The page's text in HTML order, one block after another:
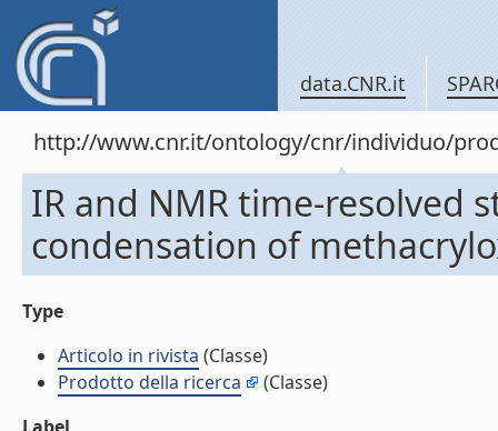
data.CNR.it
http://www.cnr.it/ontology/cnr/individuo/
IR and NMR time-resolved
condensation of
Type
Articolo in rivista (Classe)
Prodotto della ricerca
(Classe)